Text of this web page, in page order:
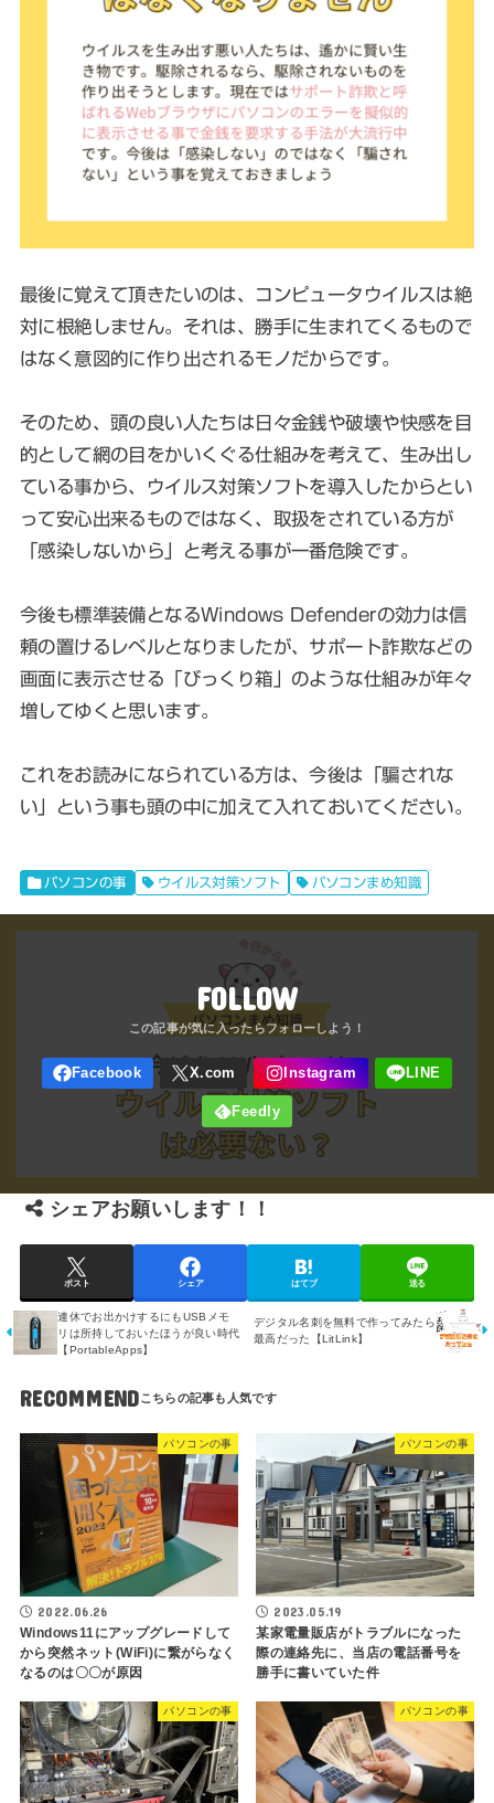
最後に覚えて頂きたいのは、コンピュータウイルスは絶
対に根絶しません。それは、勝手に生まれてくるもので
はなく意図的に作り出されるモノだからです。
そのため、頭の良い人たちは日々金銭や破壊や快感を目
的として網の目をかいくぐる仕組みを考えて、生み出し
ている事から、ウイルス対策ソフトを導入したからとい
って安心出来るものではなく、取扱をされている方が
「感染しないから」と考える事が一番危険です。
今後も標準装備となるWindows Defenderの効力は信
頼の置けるレベルとなりましたが、サポート詐欺などの
画面に表示させる「びっくり箱」のような仕組みが年々
増してゆくと思います。
これをお読みになられている方は、今後は「騙されな
い」という事も頭の中に加えて入れておいてください。
パソコンの事 ウイルス対策ソフト パソコンまめ知識
FOLLOW
シェアお願いします！！
ポスト シェア はてブ 送る
デジタル名刺を無料で作ってみたら
最高だった【LitLink】
連休でお出かけするにもUSBメモ
リは所持しておいたほうが良い時代
【PortableApps】
RECOMMEND
パソコンの事
2022.06.26
Windows11にアップグレードして
から突然ネット(WiFi)に繋がらなく
なるのは〇〇が原因
パソコンの事
2023.05.19
某家電量販店がトラブルになった
際の連絡先に、当店の電話番号を
勝手に書いていた件
パソコンの事 パソコンの事